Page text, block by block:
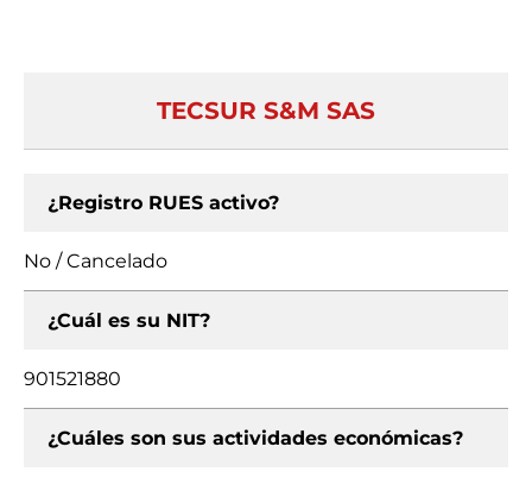
TECSUR S&M SAS
¿Registro RUES activo?
No / Cancelado
¿Cuál es su NIT?
901521880
¿Cuáles son sus actividades económicas?